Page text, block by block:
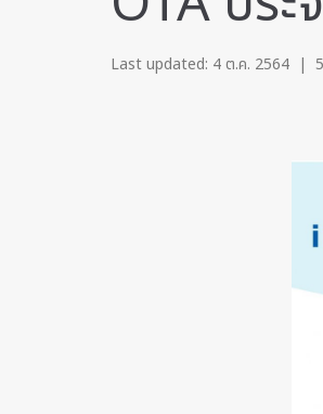
Last updated: 4 ต.ค. 2564 |